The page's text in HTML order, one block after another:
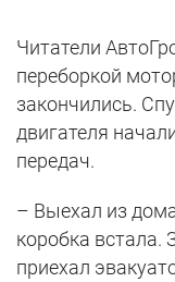
Читатели
переборкой
закончились.
двигателя
передач.
– Выехал из
коробка встала.
приехал